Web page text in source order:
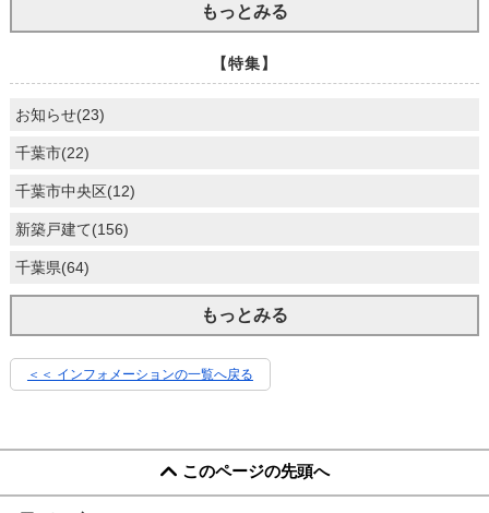
もっとみる
【特集】
お知らせ(23)
千葉市(22)
千葉市中央区(12)
新築戸建て(156)
千葉県(64)
もっとみる
＜＜ インフォメーションの一覧へ戻る
このページの先頭へ